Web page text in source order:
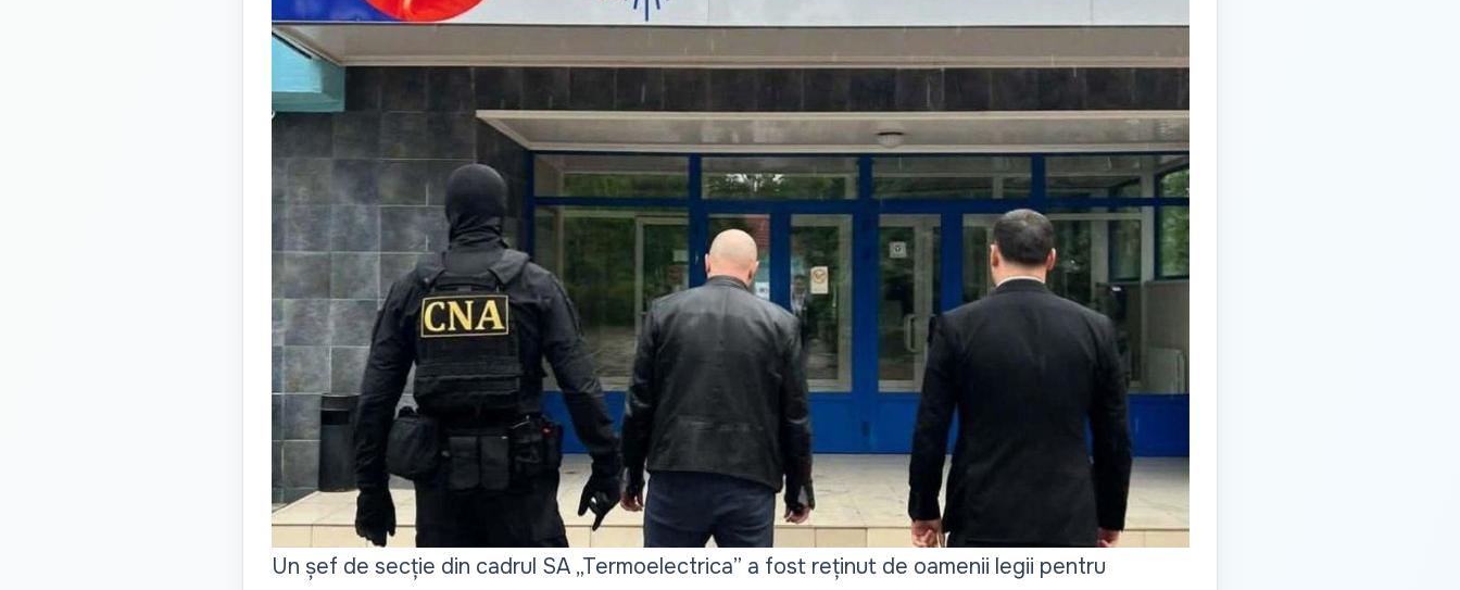
Un șef de secție din cadrul SA „Termoelectrica” a fost reținut de oamenii legii pentru